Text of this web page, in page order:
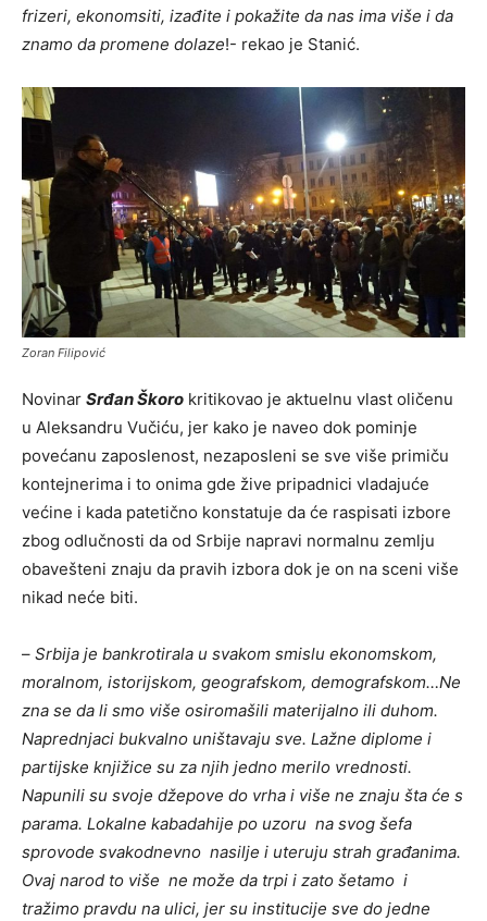
frizeri, ekonomsiti, izađite i pokažite da nas ima više i da
znamo da promene dolaze!- rekao je Stanić.
Zoran Filipović
Novinar Srđan Škoro kritikovao je aktuelnu vlast oličenu
u Aleksandru Vučiću, jer kako je naveo dok pominje
povećanu zaposlenost, nezaposleni se sve više primiču
kontejnerima i to onima gde žive pripadnici vladajuće
većine i kada patetično konstatuje da će raspisati izbore
zbog odlučnosti da od Srbije napravi normalnu zemlju
obavešteni znaju da pravih izbora dok je on na sceni više
nikad neće biti.
– Srbija je bankrotirala u svakom smislu ekonomskom,
moralnom, istorijskom, geografskom, demografskom…Ne
zna se da li smo više osiromašili materijalno ili duhom.
Naprednjaci bukvalno uništavaju sve. Lažne diplome i
partijske knjižice su za njih jedno merilo vrednosti.
Napunili su svoje džepove do vrha i više ne znaju šta će s
parama. Lokalne kabadahije po uzoru na svog šefa
sprovode svakodnevno nasilje i uteruju strah građanima.
Ovaj narod to više ne može da trpi i zato šetamo i
tražimo pravdu na ulici, jer su institucije sve do jedne